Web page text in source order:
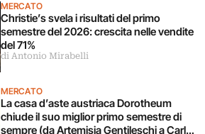
MERCATO
Christie’s svela i risultati del primo
semestre del 2026: crescita nelle vendite
del 71%
di Antonio Mirabelli
MERCATO
La casa d’aste austriaca Dorotheum
chiude il suo miglior primo semestre di
sempre (da Artemisia Gentileschi a Carla